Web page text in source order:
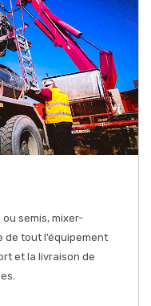
semis, mixer-
de tout l’équipement
et la livraison de